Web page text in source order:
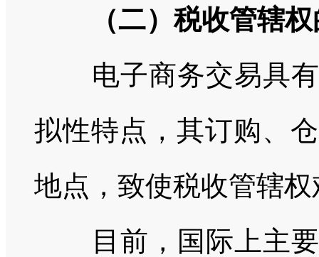
（二）税收管辖
电子商务交易具
拟性特点，其订购、
地点，致使税收管辖
目前，国际上主